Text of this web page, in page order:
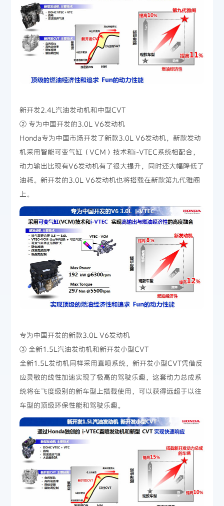
新开发2.4L汽油发动机和中型CVT
② 专为中国开发的3.0L V6发动机
Honda专为中国市场开发了新款3.0L V6发动机，新款发动
机采用智能可变气缸（VCM）技术和i-VTEC系统相配合，
动力输出比现有V6发动机有了很大提升，同时还大幅降低了
油耗。新开发的3.0L V6发动机也将搭载在新款第九代雅阁
上。
专为中国开发的新款3.0L V6发动机
③ 全新1.5L汽油发动机和新开发小型CVT
全新1.5L发动机同样采用直喷系统，新开发小型CVT凭借反
应灵敏的线性加速实现了极高的驾驶乐趣，这套动力总成系
统将在飞度级别的新车型上搭载使用，可以获得远超于以往
车型的顶级环保性能和驾驶乐趣。